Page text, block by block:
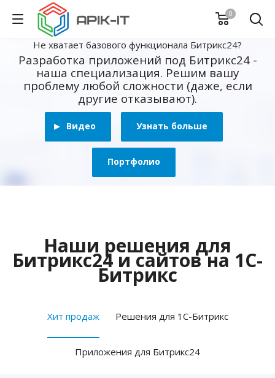
0
Не хватает базового функционала Битрикс24?
Разработка приложений под Битрикс24 -
наша специализация. Решим вашу
проблему любой сложности (даже, если
другие отказывают).
Видео Узнать больше
Портфолио
Наши решения для
Битрикс24 и сайтов на 1С-
Битрикс
Хит продаж Решения для 1С-Битрикс
Приложения для Битрикс24